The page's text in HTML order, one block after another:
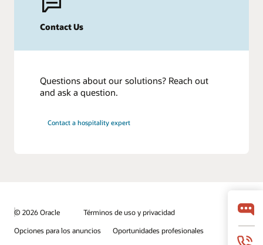
Contact Us
Questions about our solutions? Reach out
and ask a question.
Contact a hospitality expert
© 2026 Oracle
Términos de uso y privacidad
Opciones para los anuncios
Oportunidades profesionales